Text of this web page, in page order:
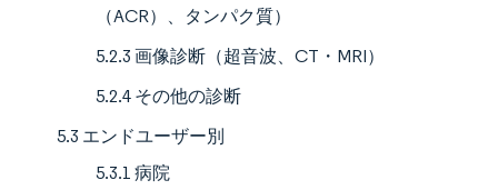
（ACR）、タンパク質）
5.2.3 画像診断（超音波、CT・MRI）
5.2.4 その他の診断
5.3 エンドユーザー別
5.3.1 病院